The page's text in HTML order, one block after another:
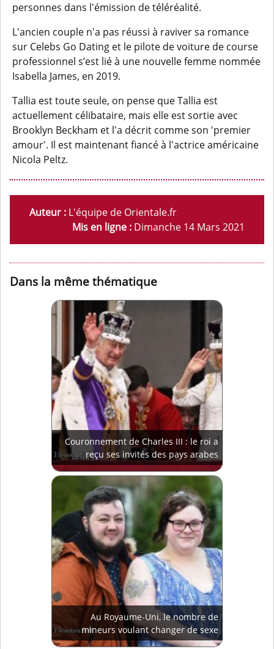
personnes dans l'émission de téléréalité.
L'ancien couple n'a pas réussi à raviver sa romance
sur Celebs Go Dating et le pilote de voiture de course
professionnel s’est lié à une nouvelle femme nommée
Isabella James, en 2019.
Tallia est toute seule, on pense que Tallia est
actuellement célibataire, mais elle est sortie avec
Brooklyn Beckham et l'a décrit comme son 'premier
amour'. Il est maintenant fiancé à l'actrice américaine
Nicola Peltz.
Auteur : L'équipe de Orientale.fr
Mis en ligne : Dimanche 14 Mars 2021
Dans la même thématique
Couronnement de Charles III : le roi a
reçu ses invités des pays arabes
Au Royaume-Uni, le nombre de
mineurs voulant changer de sexe
augmente